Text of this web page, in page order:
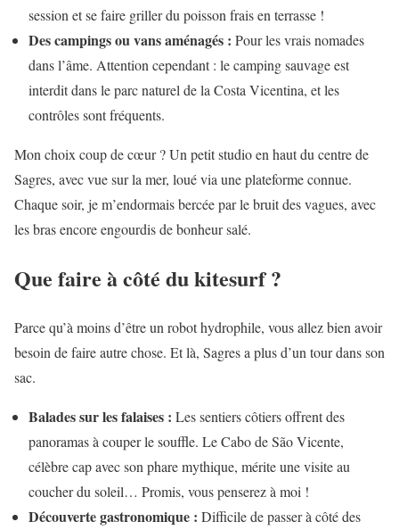
session et se faire griller du poisson frais en terrasse !
Des campings ou vans aménagés : Pour les vrais nomades
dans l’âme. Attention cependant : le camping sauvage est
interdit dans le parc naturel de la Costa Vicentina, et les
contrôles sont fréquents.
Mon choix coup de cœur ? Un petit studio en haut du centre de
Sagres, avec vue sur la mer, loué via une plateforme connue.
Chaque soir, je m’endormais bercée par le bruit des vagues, avec
les bras encore engourdis de bonheur salé.
Que faire à côté du kitesurf ?
Parce qu’à moins d’être un robot hydrophile, vous allez bien avoir
besoin de faire autre chose. Et là, Sagres a plus d’un tour dans son
sac.
Balades sur les falaises : Les sentiers côtiers offrent des
panoramas à couper le souffle. Le Cabo de São Vicente,
célèbre cap avec son phare mythique, mérite une visite au
coucher du soleil… Promis, vous penserez à moi !
Découverte gastronomique : Difficile de passer à côté des